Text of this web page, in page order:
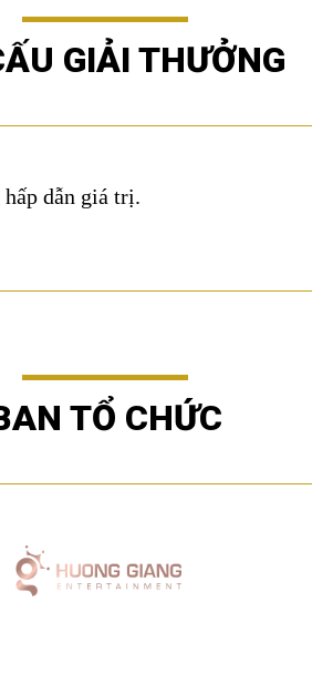
GIẢI THƯỞNG
dẫn giá trị.
TỔ CHỨC